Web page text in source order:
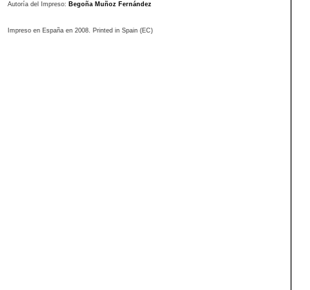
Autoría del Impreso: Begoña Muñoz Fernández
Impreso en España en 2008. Printed in Spain (EC)